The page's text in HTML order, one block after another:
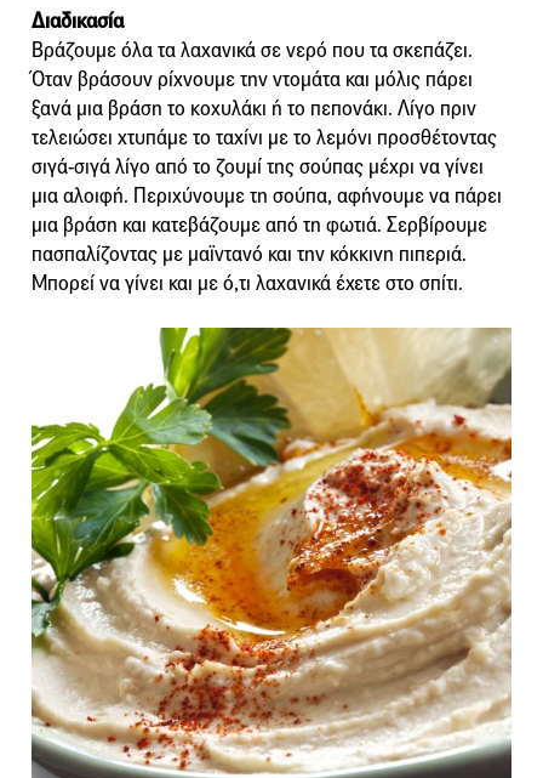
Διαδικασία
Βράζουμε όλα τα λαχανικά σε νερό που τα σκεπάζει.
Όταν βράσουν ρίχνουμε την ντομάτα και μόλις πάρει
ξανά μια βράση το κοχυλάκι ή το πεπονάκι. Λίγο πριν
τελειώσει χτυπάμε το ταχίνι με το λεμόνι προσθέτοντας
σιγά-σιγά λίγο από το ζουμί της σούπας μέχρι να γίνει
μια αλοιφή. Περιχύνουμε τη σούπα, αφήνουμε να πάρει
μια βράση και κατεβάζουμε από τη φωτιά. Σερβίρουμε
πασπαλίζοντας με μαϊντανό και την κόκκινη πιπεριά.
Μπορεί να γίνει και με ό,τι λαχανικά έχετε στο σπίτι.